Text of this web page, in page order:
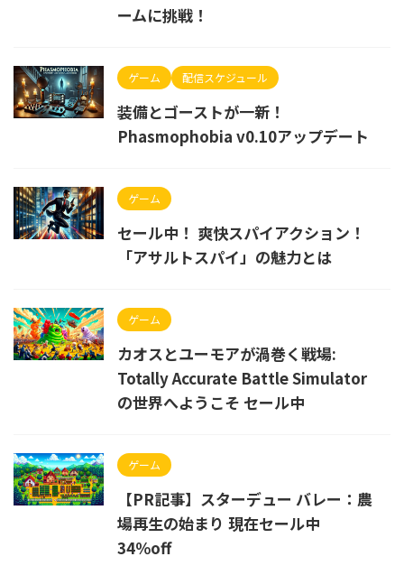
ームに挑戦！
ゲーム 配信スケジュール
装備とゴーストが一新！
Phasmophobia v0.10アップデート
ゲーム
セール中！ 爽快スパイアクション！
「アサルトスパイ」の魅力とは
ゲーム
カオスとユーモアが渦巻く戦場:
Totally Accurate Battle Simulator
の世界へようこそ セール中
ゲーム
【PR記事】スターデュー バレー：農
場再生の始まり 現在セール中
34％off